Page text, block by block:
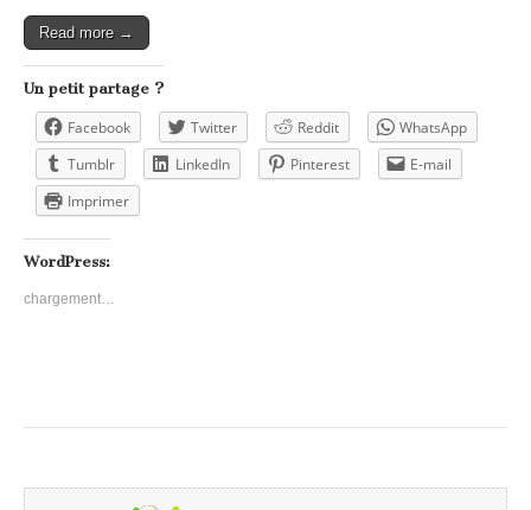
Read more →
Un petit partage ?
Facebook Twitter Reddit
WhatsApp
Tumblr
LinkedIn Pinterest
E-mail
Imprimer
WordPress:
chargement…